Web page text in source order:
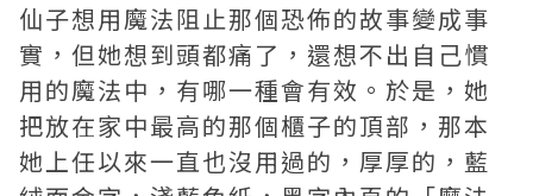
仙子想用魔法阻止那個恐佈的故事變成事
實，但她想到頭都痛了，還想不出自己慣
用的魔法中，有哪一種會有效。於是，她
把放在家中最高的那個櫃子的頂部，那本
她上任以來一直也沒用過的，厚厚的，藍